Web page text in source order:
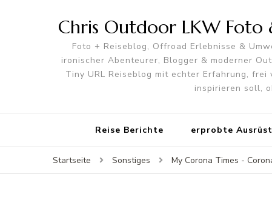
Chris Outdoor LKW Foto
Foto + Reiseblog, Offroad Erlebnisse &
ironischer Abenteurer, Blogger & moderner
Tiny URL Reiseblog mit echter Erfahrung,
inspirieren soll,
Reise Berichte erprobte
Startseite Sonstiges My Corona Times -